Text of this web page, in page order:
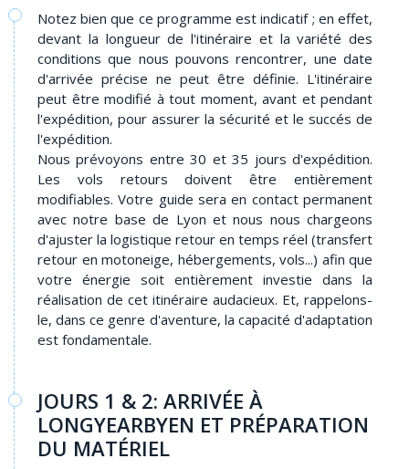
Notez bien que ce programme est indicatif ; en effet,
devant la longueur de l'itinéraire et la variété des
conditions que nous pouvons rencontrer, une date
d'arrivée précise ne peut être définie. L'itinéraire
peut être modifié à tout moment, avant et pendant
l'expédition, pour assurer la sécurité et le succés de
l'expédition.
Nous prévoyons entre 30 et 35 jours d'expédition.
Les vols retours doivent être entièrement
modifiables. Votre guide sera en contact permanent
avec notre base de Lyon et nous nous chargeons
d'ajuster la logistique retour en temps réel (transfert
retour en motoneige, hébergements, vols...) afin que
votre énergie soit entièrement investie dans la
réalisation de cet itinéraire audacieux. Et, rappelons-
le, dans ce genre d'aventure, la capacité d'adaptation
est fondamentale.
JOURS 1 & 2: ARRIVÉE À
LONGYEARBYEN ET PRÉPARATION
DU MATÉRIEL